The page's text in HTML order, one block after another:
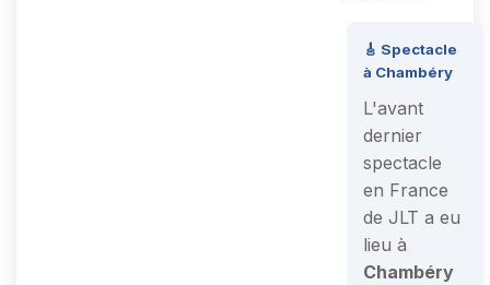
🎸 Spectacle
à Chambéry
L'avant
dernier
spectacle
en France
de JLT a eu
lieu à
Chambéry